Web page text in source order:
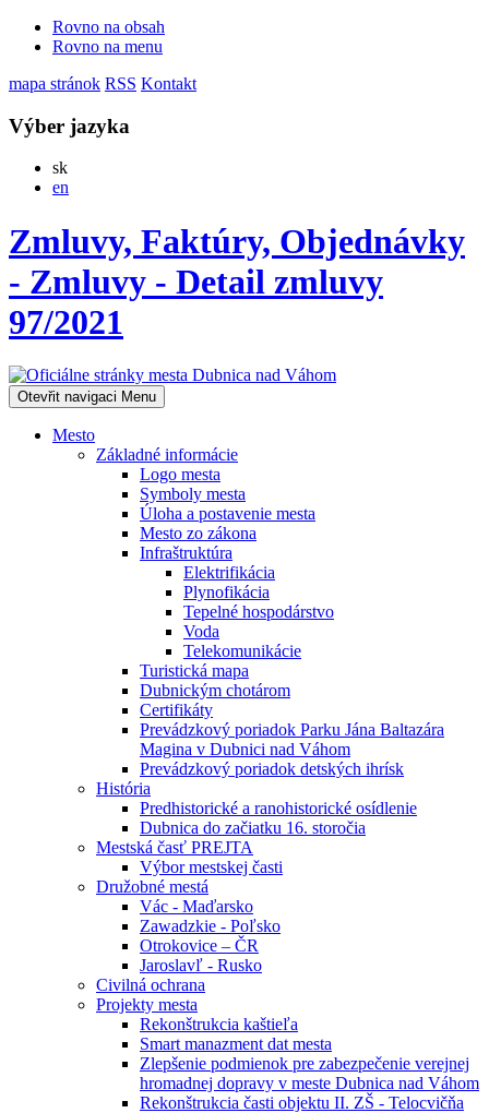
Rovno na obsah
Rovno na menu
mapa stránok RSS Kontakt
Výber jazyka
skSlovensky
en
Zmluvy, Faktúry, Objednávky
- Zmluvy - Detail zmluvy
97/2021
Otevřit navigaci Menu
Mesto
Základné informácie
Logo mesta
Symboly mesta
Úloha a postavenie mesta
Mesto zo zákona
Infraštruktúra
Elektrifikácia
Plynofikácia
Tepelné hospodárstvo
Voda
Telekomunikácie
Turistická mapa
Dubnickým chotárom
Certifikáty
Prevádzkový poriadok Parku Jána Baltazára
Magina v Dubnici nad Váhom
Prevádzkový poriadok detských ihrísk
História
Predhistorické a ranohistorické osídlenie
Dubnica do začiatku 16. storočia
Mestská časť PREJTA
Výbor mestskej časti
Družobné mestá
Vác - Maďarsko
Zawadzkie - Poľsko
Otrokovice – ČR
Jaroslavľ - Rusko
Civilná ochrana
Projekty mesta
Rekonštrukcia kaštieľa
Smart manazment dat mesta
Zlepšenie podmienok pre zabezpečenie verejnej
hromadnej dopravy v meste Dubnica nad Váhom
Rekonštrukcia časti objektu II. ZŠ - Telocvičňa